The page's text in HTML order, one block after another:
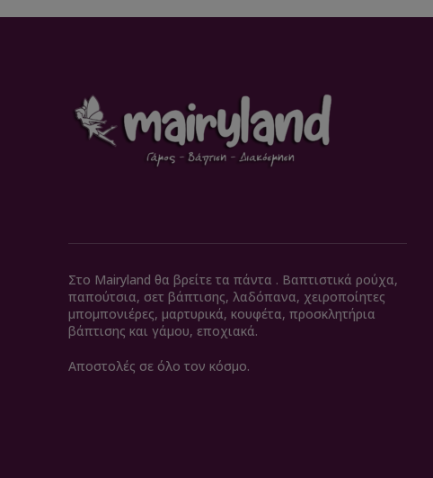
Στο Mairyland θα βρείτε τα πάντα . Βαπτιστικά ρούχα,
παπούτσια, σετ βάπτισης, λαδόπανα, χειροποίητες
μπομπονιέρες, μαρτυρικά, κουφέτα, προσκλητήρια
βάπτισης και γάμου, εποχιακά.
Αποστολές σε όλο τον κόσμο.